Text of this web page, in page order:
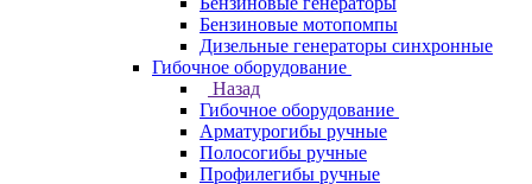
Бензиновые мотопомпы
Дизельные генераторы синхронные
Гибочное оборудование
Назад
Гибочное оборудование
Арматурогибы ручные
Полосогибы ручные
Профилегибы ручные